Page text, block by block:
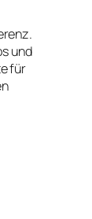
und
für